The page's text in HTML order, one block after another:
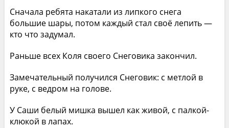
Сначала ребята накатали из липкого снега
большие шары, потом каждый стал своё лепить —
кто что задумал.
Раньше всех Коля своего Снеговика закончил.
Замечательный получился Снеговик: с метлой в
руке, с ведром на голове.
У Саши белый мишка вышел как живой, с палкой-
клюкой в лапах.